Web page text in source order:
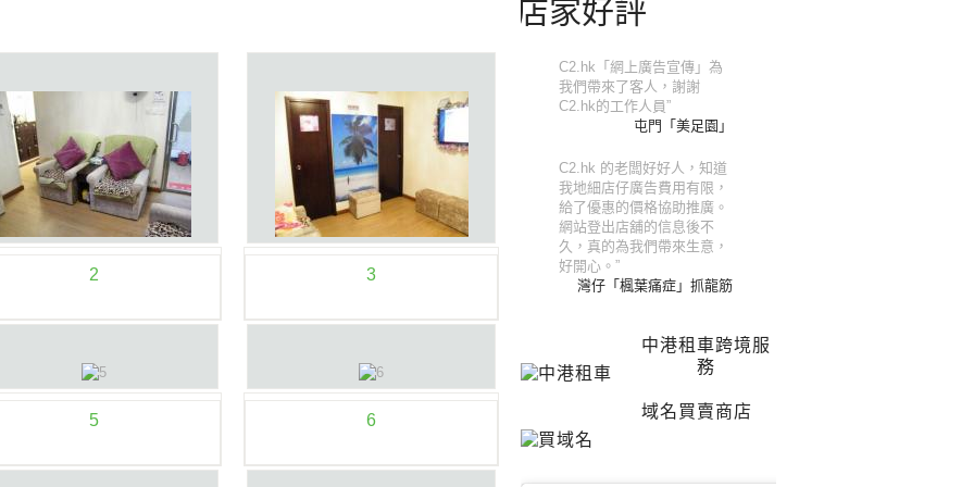
2 3
5 6
店家好評
C2.hk「網上廣告宣傳」為
我們帶來了客人，謝謝
C2.hk的工作人員”
屯門「美足園」
C2.hk 的老闆好好人，知道
我地細店仔廣告費用有限，
給了優惠的價格協助推廣。
網站登出店舖的信息後不
久，真的為我們帶來生意，
好開心。”
灣仔「楓葉痛症」抓龍筋
中港租車跨境服
務
域名買賣商店